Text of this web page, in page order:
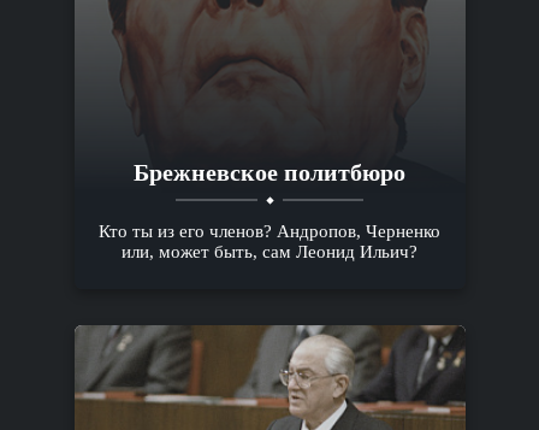
Брежневское политбюро
Кто ты из его членов? Андропов, Черненко
или, может быть, сам Леонид Ильич?